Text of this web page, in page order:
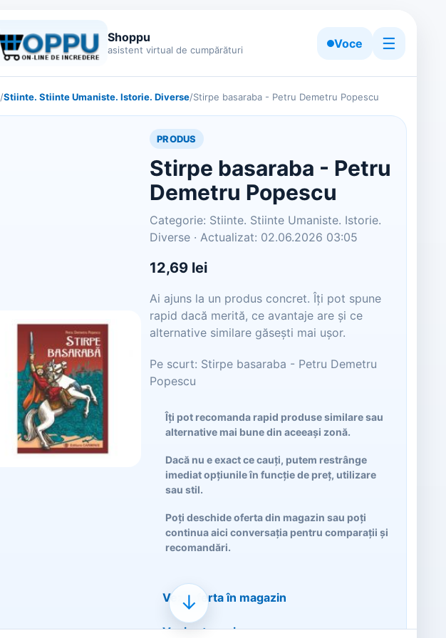
Shoppu
asistent virtual de cumpărături Voce ☰
/Stiinte. Stiinte Umaniste. Istorie. Diverse/Stirpe basaraba - Petru Demetru Popescu
PRODUS
Stirpe basaraba - Petru
Demetru Popescu
Categorie: Stiinte. Stiinte Umaniste. Istorie.
Diverse · Actualizat: 02.06.2026 03:05
12,69 lei
Ai ajuns la un produs concret. Îți pot spune
rapid dacă merită, ce avantaje are și ce
alternative similare găsești mai ușor.
Pe scurt: Stirpe basaraba - Petru Demetru
Popescu
Îți pot recomanda rapid produse similare sau
alternative mai bune din aceeași zonă.
Dacă nu e exact ce cauți, putem restrânge
imediat opțiunile în funcție de preț, utilizare
sau stil.
Poți deschide oferta din magazin sau poți
continua aici conversația pentru comparații și
recomandări.
Vezi oferta în magazin
Vezi categoria
↓